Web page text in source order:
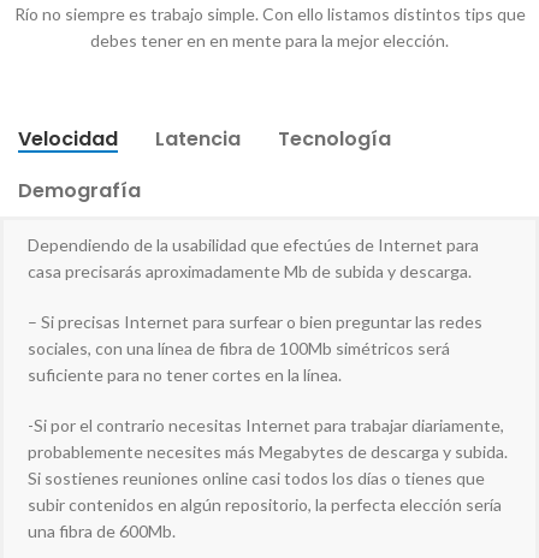
Río no siempre es trabajo simple. Con ello listamos distintos tips que
debes tener en en mente para la mejor elección.
Velocidad Latencia
Tecnología
Demografía
Dependiendo de la usabilidad que efectúes de Internet para
casa precisarás aproximadamente Mb de subida y descarga.
– Si precisas Internet para surfear o bien preguntar las redes
sociales, con una línea de fibra de 100Mb simétricos será
suficiente para no tener cortes en la línea.
-Si por el contrario necesitas Internet para trabajar diariamente,
probablemente necesites más Megabytes de descarga y subida.
Si sostienes reuniones online casi todos los días o tienes que
subir contenidos en algún repositorio, la perfecta elección sería
una fibra de 600Mb.